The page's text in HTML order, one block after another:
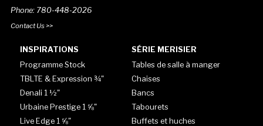
Phone: 780-448-2026
Contact Us >>
INSPIRATIONS
Programme Stock
TBLTE & Expression ¾"
Denali 1 ½"
Urbaine Prestige 1 ⅝"
Live Edge 1 ⅝"
SÉRIE MERISIER
Tables de salle à manger
Chaises
Bancs
Tabourets
Buffets et huches